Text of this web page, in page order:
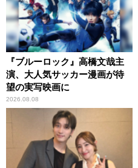
『ブルーロック』高橋文哉主
演、大人気サッカー漫画が待
望の実写映画に
2026.08.08